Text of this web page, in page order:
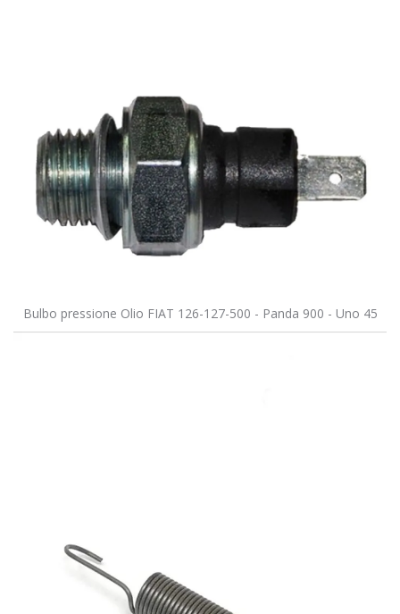
Bulbo pressione Olio FIAT 126-127-500 - Panda 900 - Uno 45